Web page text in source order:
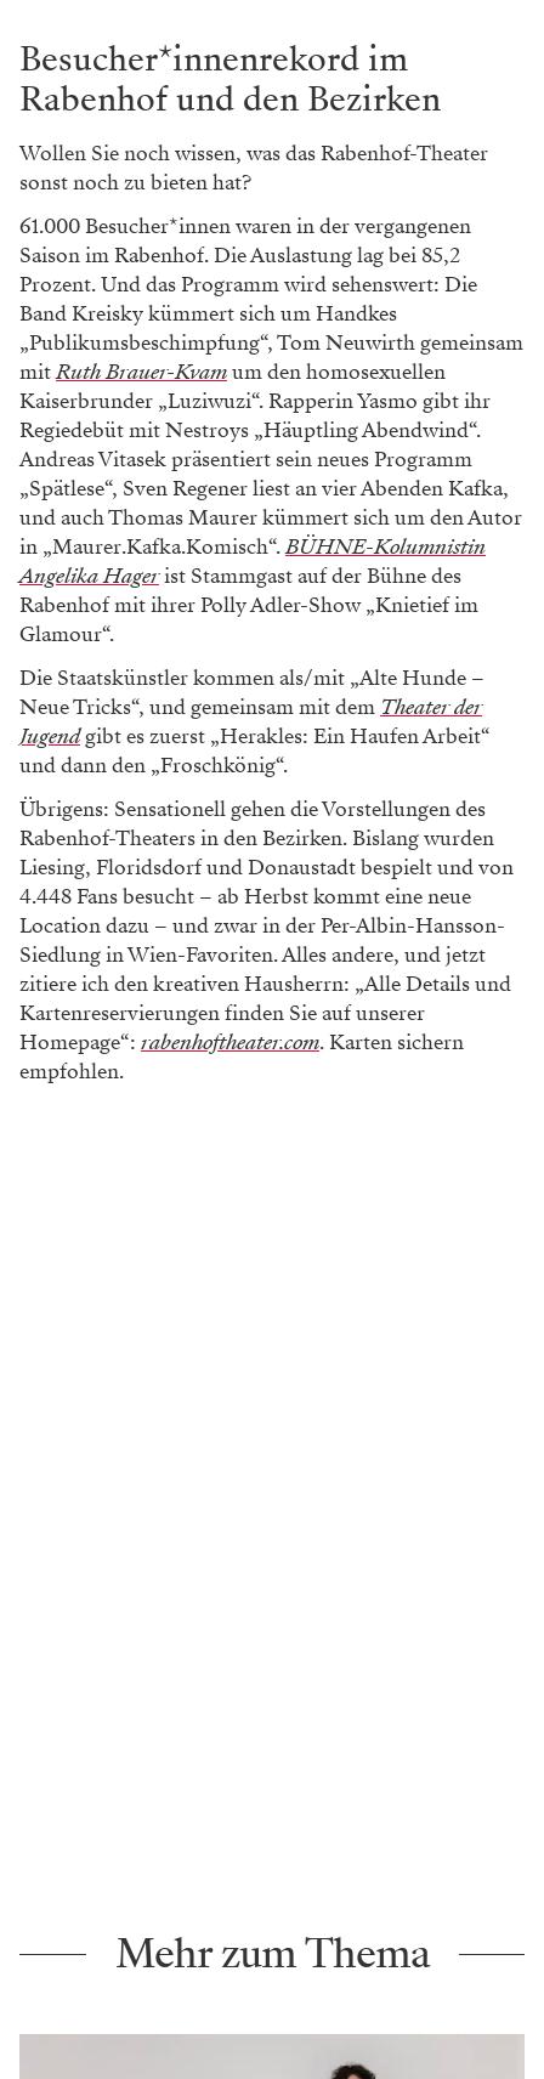
Besucher*innenrekord im
Rabenhof und den Bezirken
Wollen Sie noch wissen, was das Rabenhof-Theater
sonst noch zu bieten hat?
61.000 Besucher*innen waren in der vergangenen
Saison im Rabenhof. Die Auslastung lag bei 85,2
Prozent. Und das Programm wird sehenswert: Die
Band Kreisky kümmert sich um Handkes
„Publikumsbeschimpfung“, Tom Neuwirth gemeinsam
mitRuth Brauer-Kvamum den homosexuellen
Kaiserbrunder „Luziwuzi“. Rapperin Yasmo gibt ihr
Regiedebüt mit Nestroys „Häuptling Abendwind“.
Andreas Vitasek präsentiert sein neues Programm
„Spätlese“, Sven Regener liest an vier Abenden Kafka,
und auch Thomas Maurer kümmert sich um den Autor
in „Maurer.Kafka.Komisch“.BÜHNE-Kolumnistin
Angelika Hagerist Stammgast auf der Bühne des
Rabenhof mit ihrer Polly Adler-Show „Knietief im
Glamour“.
Die Staatskünstler kommen als/mit „Alte Hunde –
Neue Tricks“, und gemeinsam mit dem Theater der
Jugendgibt es zuerst „Herakles: Ein Haufen Arbeit“
und dann den „Froschkönig“.
Übrigens: Sensationell gehen die Vorstellungen des
Rabenhof-Theaters in den Bezirken. Bislang wurden
Liesing, Floridsdorf und Donaustadt bespielt und von
4.448 Fans besucht – ab Herbst kommt eine neue
Location dazu – und zwar in der Per-Albin-Hansson-
Siedlung in Wien-Favoriten. Alles andere, und jetzt
zitiere ich den kreativen Hausherrn: „Alle Details und
Kartenreservierungen finden Sie auf unserer
Homepage“: rabenhoftheater.com. Karten sichern
empfohlen.
Mehr zum Thema